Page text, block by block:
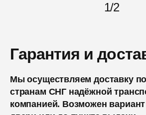
1/2
Гарантия и
Мы осуществляем доставку
странам СНГ надёжной
компанией. Возможен